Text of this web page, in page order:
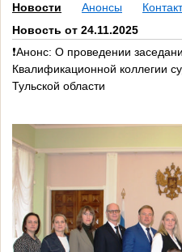
Новости Анонсы
Новость от 24.11.2025
❗Анонс: О проведении
Квалификационной коллегии
Тульской области